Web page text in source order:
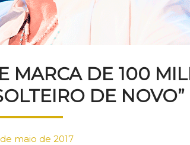
MARCA DE 100
DE NOVO”
maio de 2017